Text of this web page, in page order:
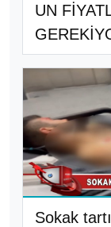
UN
Sokak